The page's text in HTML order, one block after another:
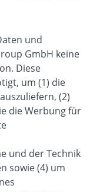
und
GmbH keine
Diese
um (1) die
(2)
die Werbung für
und der Technik
sowie (4) um